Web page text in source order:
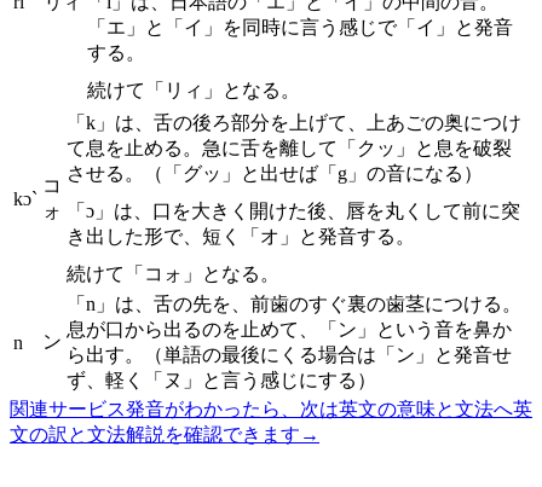
「エ」と「イ」を同時に言う感じで「イ」と発音
する。
続けて「リィ」となる。
kɔ`
コ
ォ
「k」は、舌の後ろ部分を上げて、上あごの奥につけ
て息を止める。急に舌を離して「クッ」と息を破裂
させる。（「グッ」と出せば「g」の音になる）
「ɔ」は、口を大きく開けた後、唇を丸くして前に突
き出した形で、短く「オ」と発音する。
続けて「コォ」となる。
n ン
「n」は、舌の先を、前歯のすぐ裏の歯茎につける。
息が口から出るのを止めて、「ン」という音を鼻か
ら出す。（単語の最後にくる場合は「ン」と発音せ
ず、軽く「ヌ」と言う感じにする）
関連サービス発音がわかったら、次は英文の意味と文法へ英
文の訳と文法解説を確認できます →